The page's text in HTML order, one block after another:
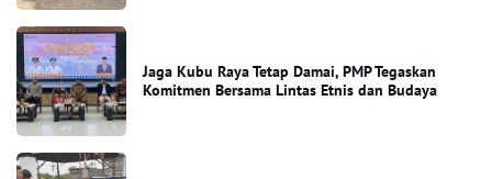
Jaga Kubu Raya Tetap Damai, PMP Tegaskan
Komitmen Bersama Lintas Etnis dan Budaya